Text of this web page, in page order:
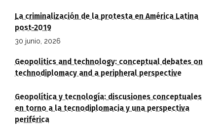
La criminalización de la protesta en América Latina
post-2019
30 junio, 2026
Geopolitics and technology: conceptual debates on
technodiplomacy and a peripheral perspective
Geopolítica y tecnología: discusiones conceptuales
en torno a la tecnodiplomacia y una perspectiva
periférica